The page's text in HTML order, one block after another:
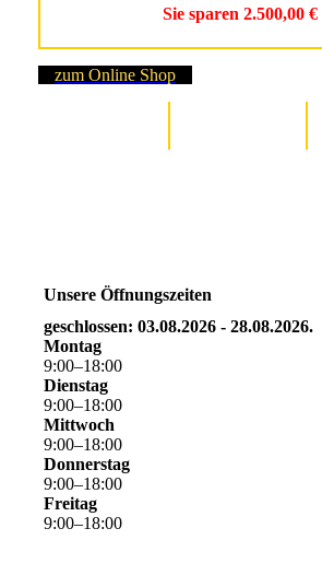
Sie sparen 2.500,00 €
zum Online Shop
Unsere Öffnungszeiten
geschlossen: 03.08.2026 - 28.08.2026.
Montag
9:00–18:00
Dienstag
9:00–18:00
Mittwoch
9:00–18:00
Donnerstag
9:00–18:00
Freitag
9:00–18:00